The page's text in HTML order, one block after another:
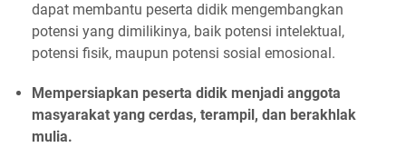
dapat membantu peserta didik mengembangkan
potensi yang dimilikinya, baik potensi intelektual,
potensi fisik, maupun potensi sosial emosional.
Mempersiapkan peserta didik menjadi anggota
masyarakat yang cerdas, terampil, dan berakhlak
mulia.